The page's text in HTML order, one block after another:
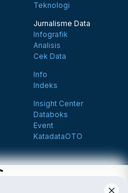
Teknologi
Jurnalisme Data
Infografik
Analisis
Cek Data
Info
Indeks
Insight Center
Databoks
Event
KatadataOTO